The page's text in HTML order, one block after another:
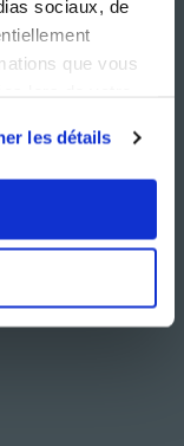
sociaux, de
que vous
les détails
Cookies